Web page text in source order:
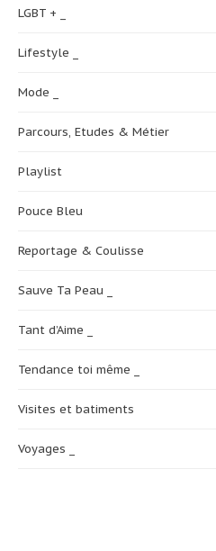
LGBT + _
Lifestyle _
Mode _
Parcours, Etudes & Métier
Playlist
Pouce Bleu
Reportage & Coulisse
Sauve Ta Peau _
Tant d’Aime _
Tendance toi même _
Visites et batiments
Voyages _